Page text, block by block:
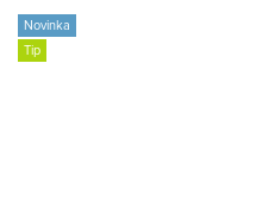
Novinka
Tip